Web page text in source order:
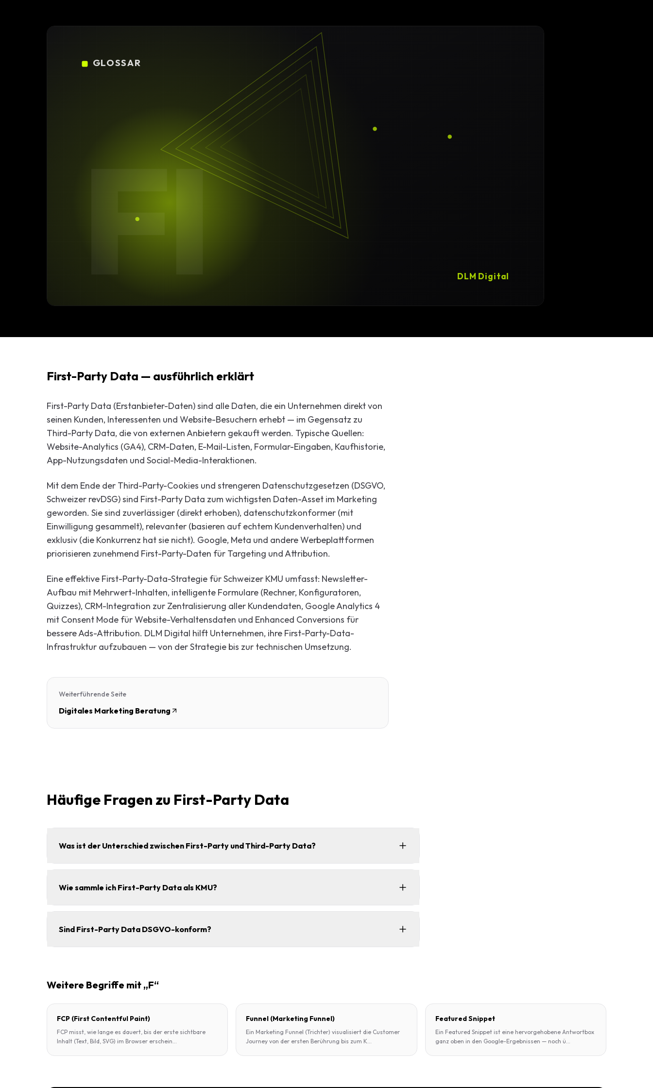
Design
Individuelle Rechner
Online Marketing
SEO Strategien
GEO & Local SEO
Google Adwords
FI
GLOSSAR
DLM Digital
First-Party Data — ausführlich erklärt
First-Party Data (Erstanbieter-Daten) sind alle Daten, die ein Unternehmen direkt von
seinen Kunden, Interessenten und Website-Besuchern erhebt — im Gegensatz zu
Third-Party Data, die von externen Anbietern gekauft werden. Typische Quellen:
Website-Analytics (GA4), CRM-Daten, E-Mail-Listen, Formular-Eingaben, Kaufhistorie,
App-Nutzungsdaten und Social-Media-Interaktionen.
Mit dem Ende der Third-Party-Cookies und strengeren Datenschutzgesetzen (DSGVO,
Schweizer revDSG) sind First-Party Data zum wichtigsten Daten-Asset im Marketing
geworden. Sie sind zuverlässiger (direkt erhoben), datenschutzkonformer (mit
Einwilligung gesammelt), relevanter (basieren auf echtem Kundenverhalten) und
exklusiv (die Konkurrenz hat sie nicht). Google, Meta und andere Werbeplattformen
priorisieren zunehmend First-Party-Daten für Targeting und Attribution.
Eine effektive First-Party-Data-Strategie für Schweizer KMU umfasst: Newsletter-
Aufbau mit Mehrwert-Inhalten, intelligente Formulare (Rechner, Konfiguratoren,
Quizzes), CRM-Integration zur Zentralisierung aller Kundendaten, Google Analytics 4
mit Consent Mode für Website-Verhaltensdaten und Enhanced Conversions für
bessere Ads-Attribution. DLM Digital hilft Unternehmen, ihre First-Party-Data-
Infrastruktur aufzubauen — von der Strategie bis zur technischen Umsetzung.
Weiterführende Seite
Digitales Marketing Beratung
Häufige Fragen zu First-Party Data
Was ist der Unterschied zwischen First-Party und Third-Party Data?
Wie sammle ich First-Party Data als KMU?
Sind First-Party Data DSGVO-konform?
Weitere Begriffe mit „F“
FCP (First Contentful Paint)
FCP misst, wie lange es dauert, bis der erste sichtbare
Inhalt (Text, Bild, SVG) im Browser erschein
Funnel (Marketing Funnel)
Ein Marketing Funnel (Trichter) visualisiert die Customer
Journey von der ersten Berührung bis zum K
Featured Snippet
Ein Featured Snippet ist eine hervorgehobene Antwortbox
ganz oben in den Google-Ergebnissen — noch ü